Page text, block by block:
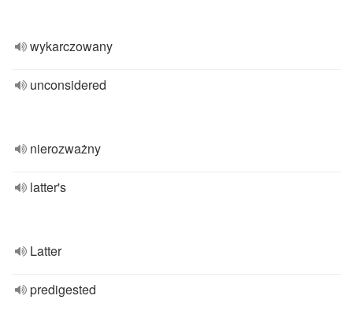
wykarczowany
unconsidered
nierozważny
latter's
Latter
predigested